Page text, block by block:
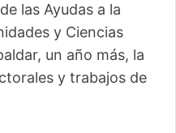
las Ayudas a la
y Ciencias
un año más, la
y trabajos de